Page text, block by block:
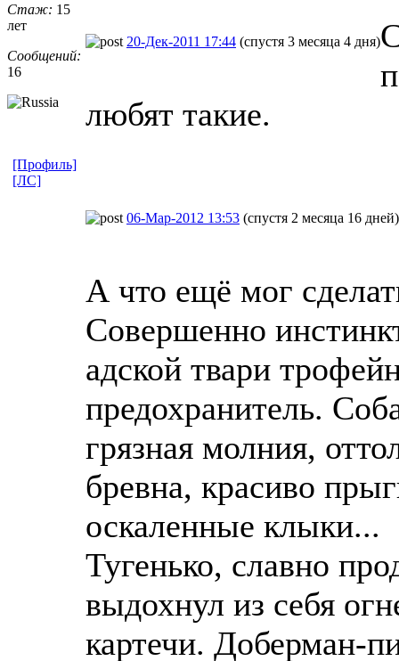
Стаж: 15
лет
Сообщений:
16
20-Дек-2011 17:44 (спустя 3 месяца 4 дня)
любят такие.
[Профиль]
[ЛС]
06-Мар-2012 13:53 (спустя 2 месяца 16 дней)
А что ещё мог
Совершенно
адской твари
предохранитель.
грязная молния,
бревна, красиво
оскаленные клыки...
Тугенько, славно
выдохнул из себя
картечи. Доберман-